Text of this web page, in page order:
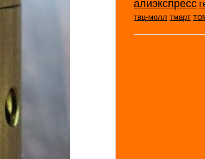
твц-молл тмарт